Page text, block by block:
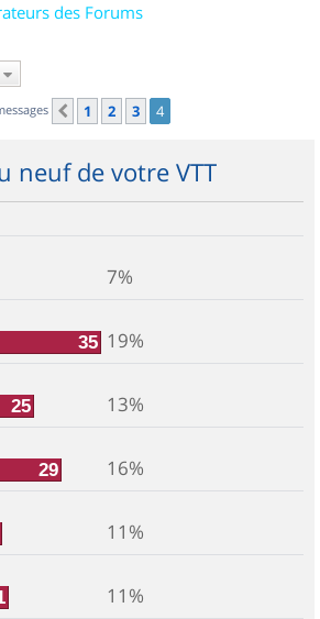
des Forums
Précédent
1 2 3 4
neuf de votre VTT
7%
35 19%
25
13%
29
16%
11%
11%